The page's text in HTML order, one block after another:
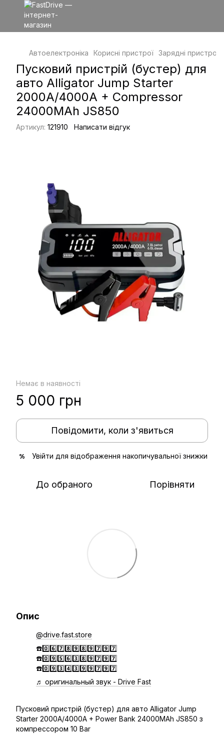
Автоелектроніка Корисні пристрої Зарядні пристрої
Пусковий пристрій (бустер) для
авто Alligator Jump Starter
2000А/4000A + Compressor
24000MAh JS850
Артикул: 121910 Написати відгук
Немає в наявності
5 000 грн
Повідомити, коли з'явиться
% Увійти для відображення накопичувальної знижки
До обраного Порівняти
Опис
@drive.fast.store
☎️0️⃣6️⃣7️⃣8️⃣9️⃣8️⃣9️⃣7️⃣9️⃣7️⃣
☎️0️⃣9️⃣5️⃣6️⃣3️⃣8️⃣9️⃣7️⃣9️⃣7️⃣
☎️0️⃣9️⃣3️⃣4️⃣3️⃣9️⃣9️⃣7️⃣9️⃣7️⃣
♬ оригинальный звук - Drive Fast
Пусковий пристрій (бустер) для авто Alligator Jump
Starter 2000А/4000A + Power Bank 24000MAh JS850 з
компрессором 10 Bar